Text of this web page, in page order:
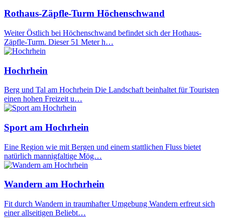
Rothaus-Zäpfle-Turm Höchenschwand
Weiter Östlich bei Höchenschwand befindet sich der Hothaus-
Zäpfle-Turm. Dieser 51 Meter h…
Hochrhein
Berg und Tal am Hochrhein Die Landschaft beinhaltet für Touristen
einen hohen Freizeit u…
Sport am Hochrhein
Eine Region wie mit Bergen und einem stattlichen Fluss bietet
natürlich mannigfaltige Mög…
Wandern am Hochrhein
Fit durch Wandern in traumhafter Umgebung Wandern erfreut sich
einer allseitigen Beliebt…